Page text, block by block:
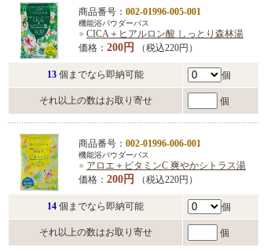
商品番号： 002-01996-005-001
機能浴パウダーバス
● CICA＋ヒアルロン酸 しっとり森林湯
価格： 200円 （税込220円）
13 個までなら即納可能 個
それ以上の数はお取り寄せ 個
商品番号： 002-01996-006-001
機能浴パウダーバス
● アロエ＋ビタミンC 爽やかシトラス湯
価格： 200円 （税込220円）
14 個までなら即納可能 個
それ以上の数はお取り寄せ 個